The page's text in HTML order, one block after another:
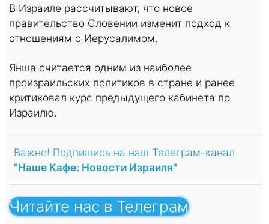
В Израиле рассчитывают, что новое
правительство Словении изменит подход к
отношениям с Иерусалимом.
Янша считается одним из наиболее
произраильских политиков в стране и ранее
критиковал курс предыдущего кабинета по
Израилю.
Важно! Подпишись на наш Телеграм-канал
"Наше Кафе: Новости Израиля"
Читайте нас в Телеграм